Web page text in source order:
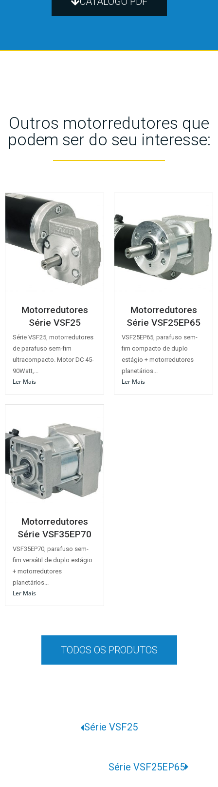
Outros motorredutores que
podem ser do seu interesse:
Motorredutores
Série VSF25
Série VSF25, motorredutores
de parafuso sem-fim
ultracompacto. Motor DC 45-
90Watt,...
Ler Mais
Motorredutores
Série VSF25EP65
VSF25EP65, parafuso sem-
fim compacto de duplo
estágio + motorredutores
planetários...
Ler Mais
Motorredutores
Série VSF35EP70
VSF35EP70, parafuso sem-
fim versátil de duplo estágio
+ motorredutores
planetários...
Ler Mais
TODOS OS PRODUTOS
Série VSF25
Série VSF25EP65